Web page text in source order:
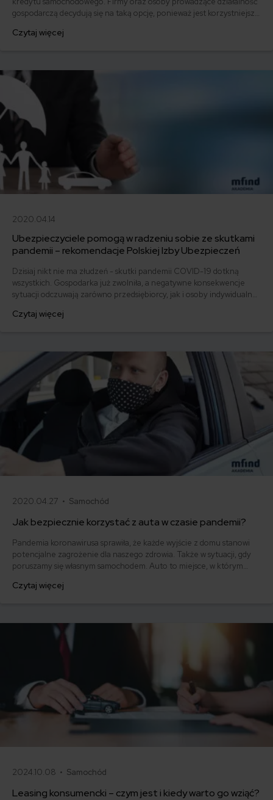
gospodarczą decydują się na taką opcję, ponieważ jest korzystniejsza
ubezpieczenie samochodu w leasingu musi być pełne. To znaczy, że
Czytaj więcej
2020.04.14
Ubezpieczyciele pomogą w radzeniu sobie ze skutkami
pandemii – rekomendacje Polskiej Izby Ubezpieczeń
Dzisiaj nikt nie ma złudzeń - skutki pandemii COVID-19 dotkną
wszystkich. Gospodarka już zwolniła, a negatywne konsekwencje
sytuacji odczuwają zarówno przedsiębiorcy, jak i osoby indywidualne.
którzy znaleźli się w trudnej sytuacji finansowej w wyniku pandemii.
Czytaj więcej
2020.04.27 • Samochód
Jak bezpiecznie korzystać z auta w czasie pandemii?
Pandemia koronawirusa sprawiła, że każde wyjście z domu stanowi
potencjalne zagrożenie dla naszego zdrowia. Także w sytuacji, gdy
poruszamy się własnym samochodem. Auto to miejsce, w którym
zachowaniu odpowiednich środków ostrożności i procedur higieny
Czytaj więcej
2024.10.08 • Samochód
Leasing konsumencki – czym jest i kiedy warto go wziąć?